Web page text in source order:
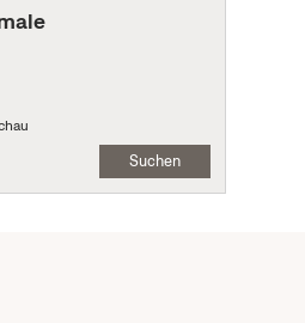
Suchen